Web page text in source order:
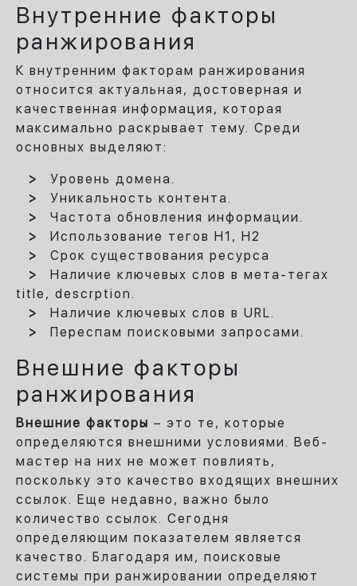
Внутренние факторы
ранжирования
К внутренним факторам ранжирования
относится актуальная, достоверная и
качественная информация, которая
максимально раскрывает тему. Среди
основных выделяют:
Уровень домена.
Уникальность контента.
Частота обновления информации.
Использование тегов H1, H2
Срок существования ресурса
Наличие ключевых слов в мета-тегах
title, descrption.
Наличие ключевых слов в URL.
Переспам поисковыми запросами.
Внешние факторы
ранжирования
Внешние факторы – это те, которые
определяются внешними условиями. Веб-
мастер на них не может повлиять,
поскольку это качество входящих внешних
ссылок. Еще недавно, важно было
количество ссылок. Сегодня
определяющим показателем является
качество. Благодаря им, поисковые
системы при ранжировании определяют